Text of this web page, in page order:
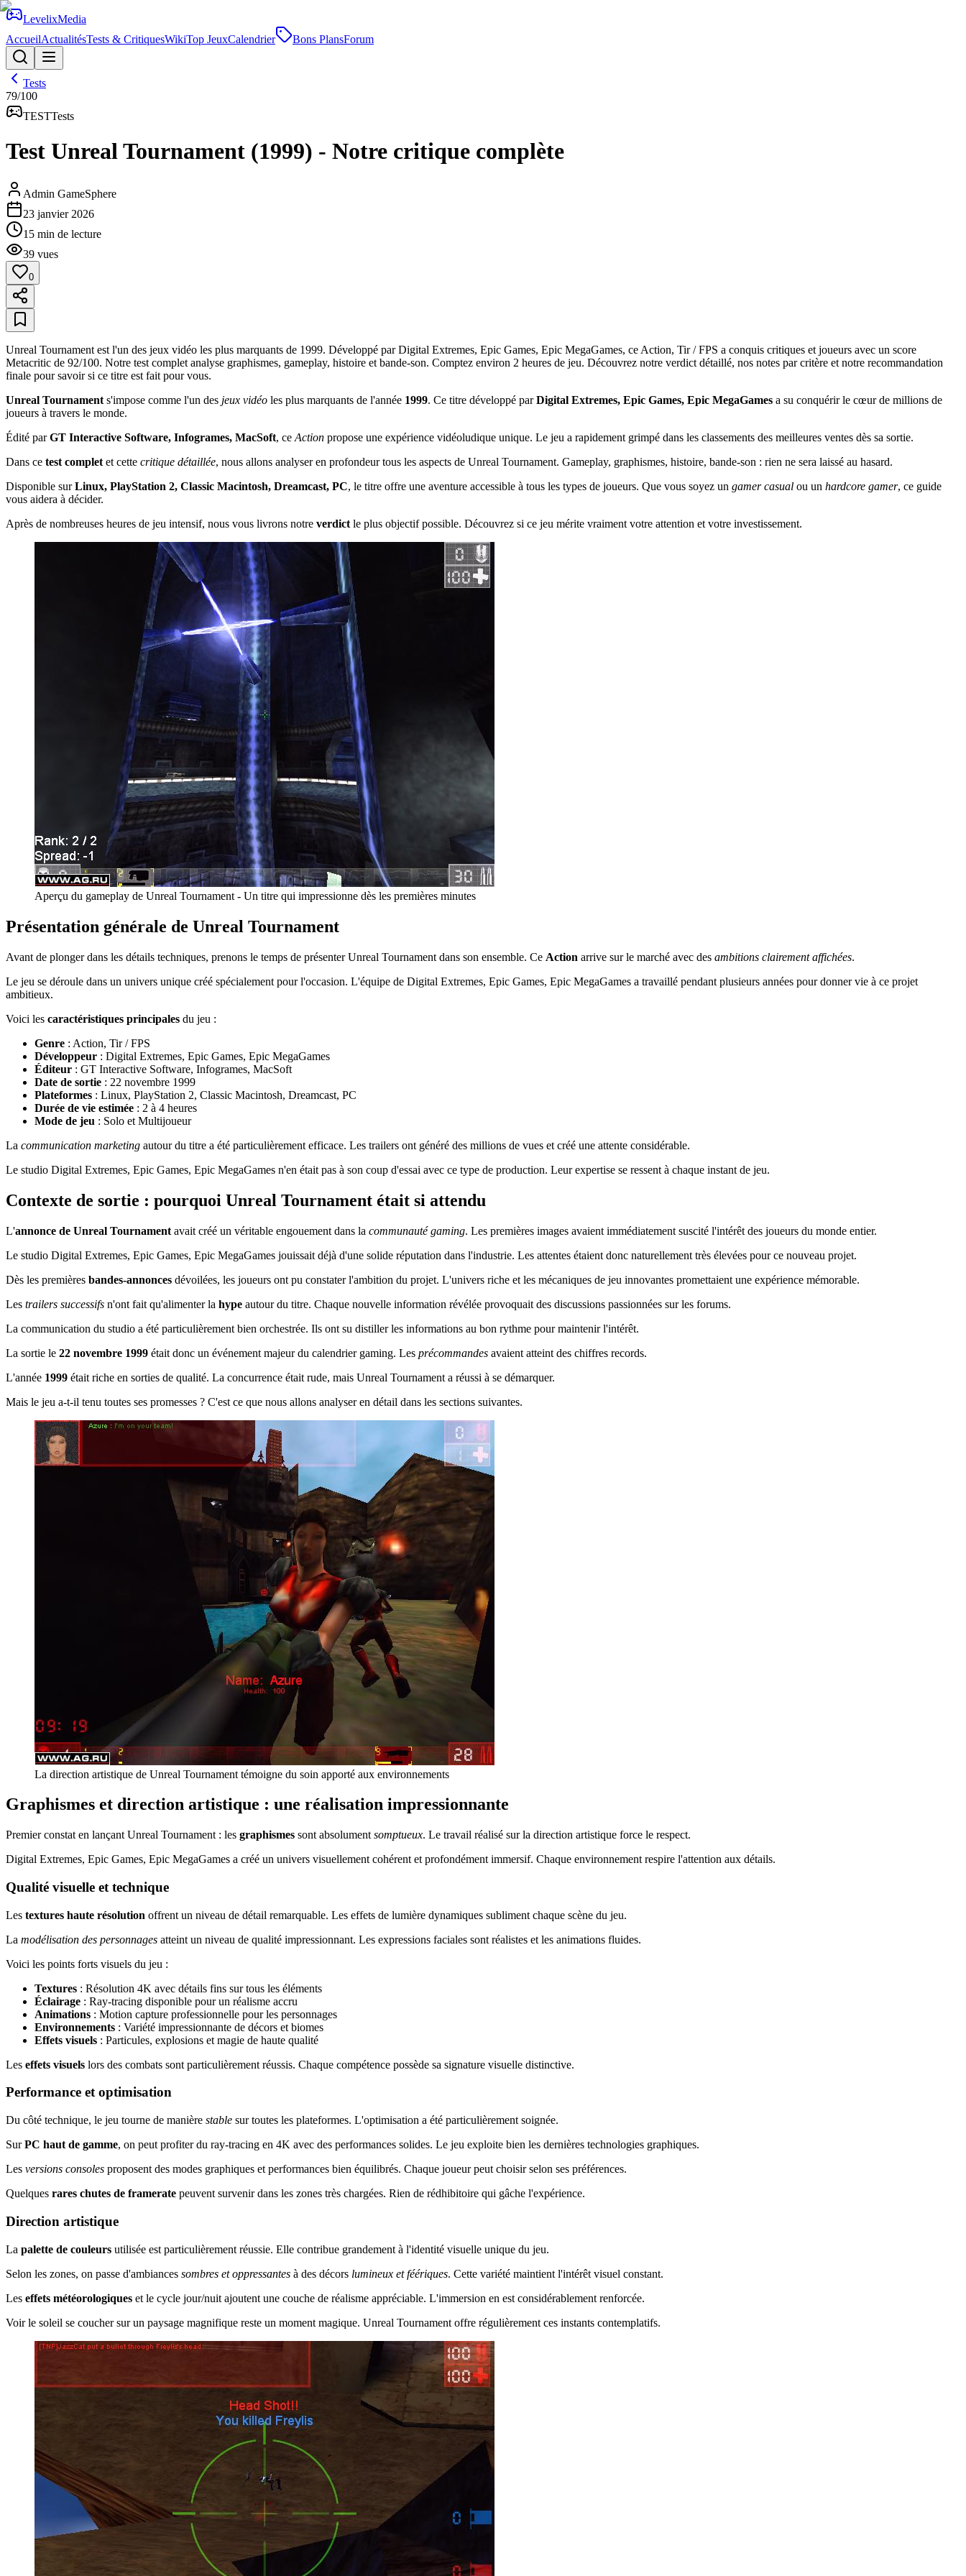
LevelixMedia
AccueilActualitésTests & CritiquesWikiTop JeuxCalendrier Bons PlansForum
Tests
79/100
TESTTests
Test Unreal Tournament (1999) - Notre critique complète
Admin GameSphere
23 janvier 2026
15 min de lecture
39 vues
0
Unreal Tournament est l'un des jeux vidéo les plus marquants de 1999. Développé par Digital Extremes, Epic Games, Epic MegaGames, ce Action, Tir / FPS a conquis critiques et joueurs avec un score
Metacritic de 92/100. Notre test complet analyse graphismes, gameplay, histoire et bande-son. Comptez environ 2 heures de jeu. Découvrez notre verdict détaillé, nos notes par critère et notre recommandation
finale pour savoir si ce titre est fait pour vous.
Unreal Tournament s'impose comme l'un des jeux vidéo les plus marquants de l'année 1999. Ce titre développé parDigital Extremes, Epic Games, Epic MegaGames a su conquérir le cœur de millions de
joueurs à travers le monde.
Édité parGT Interactive Software, Infogrames, MacSoft, ce Action propose une expérience vidéoludique unique. Le jeu a rapidement grimpé dans les classements des meilleures ventes dès sa sortie.
Dans ce test complet et cette critique détaillée, nous allons analyser en profondeur tous les aspects de Unreal Tournament. Gameplay, graphismes, histoire, bande-son : rien ne sera laissé au hasard.
Disponible surLinux, PlayStation 2, Classic Macintosh, Dreamcast, PC, le titre offre une aventure accessible à tous les types de joueurs. Que vous soyez un gamer casual ou un hardcore gamer, ce guide
vous aidera à décider.
Après de nombreuses heures de jeu intensif, nous vous livrons notre verdict le plus objectif possible. Découvrez si ce jeu mérite vraiment votre attention et votre investissement.
Aperçu du gameplay de Unreal Tournament - Un titre qui impressionne dès les premières minutes
Présentation générale de Unreal Tournament
Avant de plonger dans les détails techniques, prenons le temps de présenter Unreal Tournament dans son ensemble. Ce Action arrive sur le marché avec des ambitions clairement affichées.
Le jeu se déroule dans un univers unique créé spécialement pour l'occasion. L'équipe de Digital Extremes, Epic Games, Epic MegaGames a travaillé pendant plusieurs années pour donner vie à ce projet
ambitieux.
Voici les caractéristiques principales du jeu :
Genre : Action, Tir / FPS
Développeur : Digital Extremes, Epic Games, Epic MegaGames
Éditeur : GT Interactive Software, Infogrames, MacSoft
Date de sortie : 22 novembre 1999
Plateformes : Linux, PlayStation 2, Classic Macintosh, Dreamcast, PC
Durée de vie estimée : 2 à 4 heures
Mode de jeu : Solo et Multijoueur
La communication marketing autour du titre a été particulièrement efficace. Les trailers ont généré des millions de vues et créé une attente considérable.
Le studio Digital Extremes, Epic Games, Epic MegaGames n'en était pas à son coup d'essai avec ce type de production. Leur expertise se ressent à chaque instant de jeu.
Contexte de sortie : pourquoi Unreal Tournament était si attendu
L'annonce de Unreal Tournament avait créé un véritable engouement dans la communauté gaming. Les premières images avaient immédiatement suscité l'intérêt des joueurs du monde entier.
Le studio Digital Extremes, Epic Games, Epic MegaGames jouissait déjà d'une solide réputation dans l'industrie. Les attentes étaient donc naturellement très élevées pour ce nouveau projet.
Dès les premières bandes-annonces dévoilées, les joueurs ont pu constater l'ambition du projet. L'univers riche et les mécaniques de jeu innovantes promettaient une expérience mémorable.
Les trailers successifs n'ont fait qu'alimenter la hype autour du titre. Chaque nouvelle information révélée provoquait des discussions passionnées sur les forums.
La communication du studio a été particulièrement bien orchestrée. Ils ont su distiller les informations au bon rythme pour maintenir l'intérêt.
La sortie le 22 novembre 1999 était donc un événement majeur du calendrier gaming. Les précommandes avaient atteint des chiffres records.
L'année 1999 était riche en sorties de qualité. La concurrence était rude, mais Unreal Tournament a réussi à se démarquer.
Mais le jeu a-t-il tenu toutes ses promesses ? C'est ce que nous allons analyser en détail dans les sections suivantes.
La direction artistique de Unreal Tournament témoigne du soin apporté aux environnements
Graphismes et direction artistique : une réalisation impressionnante
Premier constat en lançant Unreal Tournament : les graphismes sont absolument somptueux. Le travail réalisé sur la direction artistique force le respect.
Digital Extremes, Epic Games, Epic MegaGames a créé un univers visuellement cohérent et profondément immersif. Chaque environnement respire l'attention aux détails.
Qualité visuelle et technique
Les textures haute résolution offrent un niveau de détail remarquable. Les effets de lumière dynamiques subliment chaque scène du jeu.
La modélisation des personnages atteint un niveau de qualité impressionnant. Les expressions faciales sont réalistes et les animations fluides.
Voici les points forts visuels du jeu :
Textures : Résolution 4K avec détails fins sur tous les éléments
Éclairage : Ray-tracing disponible pour un réalisme accru
Animations : Motion capture professionnelle pour les personnages
Environnements : Variété impressionnante de décors et biomes
Effets visuels : Particules, explosions et magie de haute qualité
Les effets visuels lors des combats sont particulièrement réussis. Chaque compétence possède sa signature visuelle distinctive.
Performance et optimisation
Du côté technique, le jeu tourne de manière stable sur toutes les plateformes. L'optimisation a été particulièrement soignée.
SurPC haut de gamme, on peut profiter du ray-tracing en 4K avec des performances solides. Le jeu exploite bien les dernières technologies graphiques.
Les versions consoles proposent des modes graphiques et performances bien équilibrés. Chaque joueur peut choisir selon ses préférences.
Quelques rares chutes de framerate peuvent survenir dans les zones très chargées. Rien de rédhibitoire qui gâche l'expérience.
Direction artistique
La palette de couleurs utilisée est particulièrement réussie. Elle contribue grandement à l'identité visuelle unique du jeu.
Selon les zones, on passe d'ambiances sombres et oppressantes à des décors lumineux et féériques. Cette variété maintient l'intérêt visuel constant.
Les effets météorologiques et le cycle jour/nuit ajoutent une couche de réalisme appréciable. L'immersion en est considérablement renforcée.
Voir le soleil se coucher sur un paysage magnifique reste un moment magique. Unreal Tournament offre régulièrement ces instants contemplatifs.